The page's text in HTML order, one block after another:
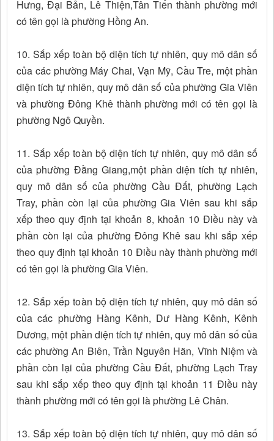
Hưng, Đại Bản, Lê Thiện,Tân Tiến thành phường mới
có tên gọi là phường Hồng An.
10. Sắp xếp toàn bộ diện tích tự nhiên, quy mô dân số
của các phường Máy Chai, Vạn Mỹ, Cầu Tre, một phần
diện tích tự nhiên, quy mô dân số của phường Gia Viên
và phường Đông Khê thành phường mới có tên gọi là
phường Ngô Quyền.
11. Sắp xếp toàn bộ diện tích tự nhiên, quy mô dân số
của phường Đằng Giang,một phần diện tích tự nhiên,
quy mô dân số của phường Cầu Đất, phường Lạch
Tray, phần còn lại của phường Gia Viên sau khi sắp
xếp theo quy định tại khoản 8, khoản 10 Điều này và
phần còn lại của phường Đông Khê sau khi sắp xếp
theo quy định tại khoản 10 Điều này thành phường mới
có tên gọi là phường Gia Viên.
12. Sắp xếp toàn bộ diện tích tự nhiên, quy mô dân số
của các phường Hàng Kênh, Dư Hàng Kênh, Kênh
Dương, một phần diện tích tự nhiên, quy mô dân số của
các phường An Biên, Trần Nguyên Hãn, Vĩnh Niệm và
phần còn lại của phường Cầu Đất, phường Lạch Tray
sau khi sắp xếp theo quy định tại khoản 11 Điều này
thành phường mới có tên gọi là phường Lê Chân.
13. Sắp xếp toàn bộ diện tích tự nhiên, quy mô dân số